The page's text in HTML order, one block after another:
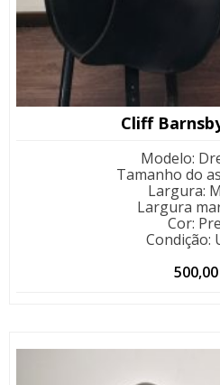
Cliff
Modelo:
Tamanho do
Largura:
Largura
Cor:
Condição:
500,00